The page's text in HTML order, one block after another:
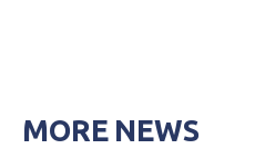
MORE NEWS